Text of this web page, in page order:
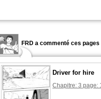
FRD a commenté ces pages
Driver for hire
Chapitre: 3 page: